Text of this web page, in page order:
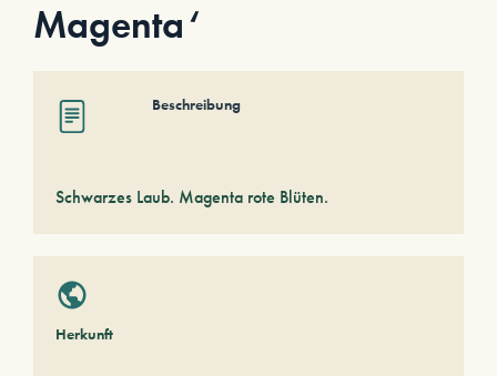
Magenta‘
Beschreibung
Schwarzes Laub. Magenta rote Blüten.
Herkunft